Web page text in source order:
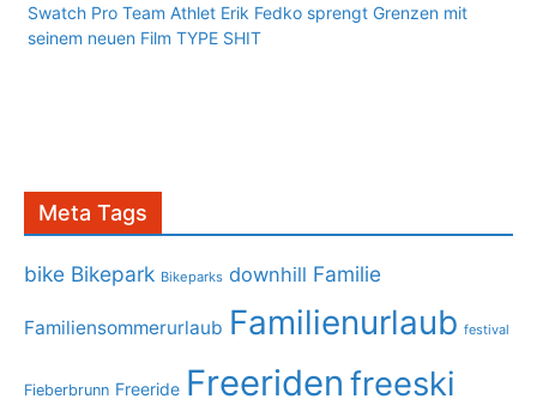
Swatch Pro Team Athlet Erik Fedko sprengt Grenzen mit
seinem neuen Film TYPE SHIT
Meta Tags
bike Bikepark Bikeparks downhill Familie
Familiensommerurlaub Familienurlaub festival
Fieberbrunn Freeride Freeriden freeski